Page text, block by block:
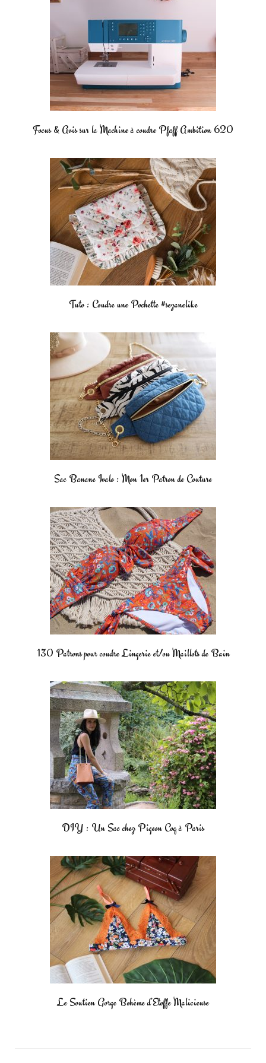
Focus & Avis sur la Machine à coudre Pfaff Ambition 620
Tuto : Coudre une Pochette #sezanelike
Sac Banane Ivalo : Mon 1er Patron de Couture
130 Patrons pour coudre Lingerie et/ou Maillots de Bain
DIY : Un Sac chez Pigeon Coq à Paris
Le Soutien Gorge Bohème d’Etoffe Malicieuse